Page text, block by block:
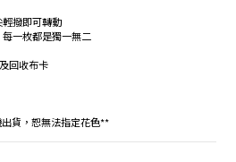
撥即可轉動
一枚都是獨一無二
回收布卡
貨，恕無法指定花色**